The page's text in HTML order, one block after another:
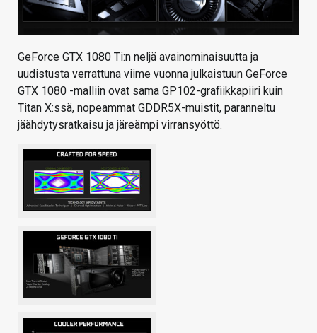
GeForce GTX 1080 Ti:n neljä avainominaisuutta ja
uudistusta verrattuna viime vuonna julkaistuun GeForce
GTX 1080 -malliin ovat sama GP102-grafiikkapiiri kuin
Titan X:ssä, nopeammat GDDR5X-muistit, paranneltu
jäähdytysratkaisu ja järeämpi virransyöttö.